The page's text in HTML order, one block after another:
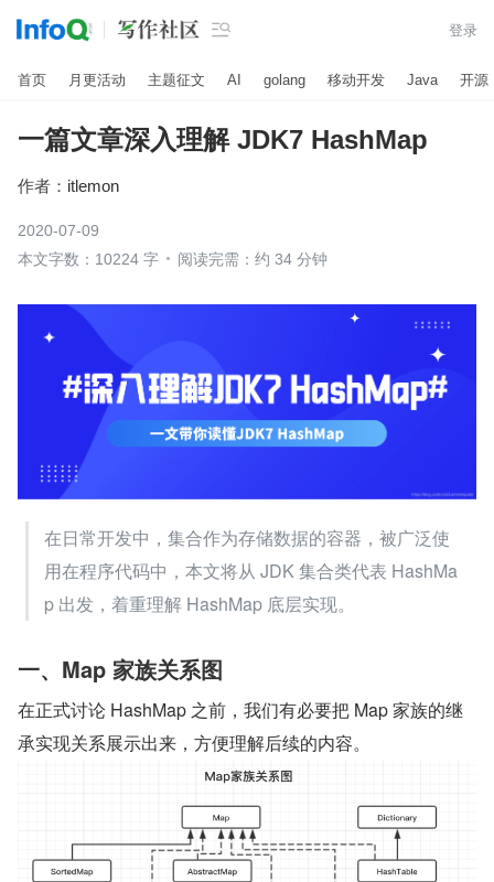
 登录
首页 月更活动 主题征文 AI golang 移动开发 Java 开源
一篇文章深入理解 JDK7 HashMap
作者： itlemon
2020-07-09
本文字数：10224 字
阅读完需：约 34 分钟
在日常开发中，集合作为存储数据的容器，被广泛使
用在程序代码中，本文将从 JDK 集合类代表 HashMa
p 出发，着重理解 HashMap 底层实现。
一、Map 家族关系图
在正式讨论 HashMap 之前，我们有必要把 Map 家族的继
承实现关系展示出来，方便理解后续的内容。